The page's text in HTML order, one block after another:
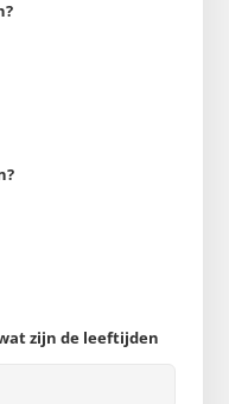
zijn de leeftijden